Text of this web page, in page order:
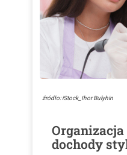
źródło: iStock_Ihor Bulyhin
dochody